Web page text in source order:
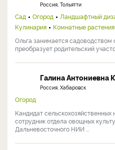
Россия, Тольятти
Сад Огород Ландшафтный
Кулинария
Комнатные растения
Ольга занимается садоводством
преобразует родительский
Галина Антониевна
Россия, Хабаровск
Огород
Кандидат
сотрудник отдела овощных
Дальневосточного НИИ ...